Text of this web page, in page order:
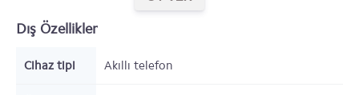
Dış Özellikler
Cihaz tipi Akıllı telefon